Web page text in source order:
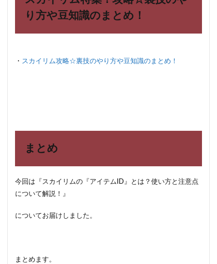
り方や豆知識のまとめ！
・ スカイリム攻略☆裏技のやり方や豆知識のまとめ！
まとめ
今回は『スカイリムの『アイテムID』とは？使い方と注意点
について解説！』
についてお届けしました。
まとめます。